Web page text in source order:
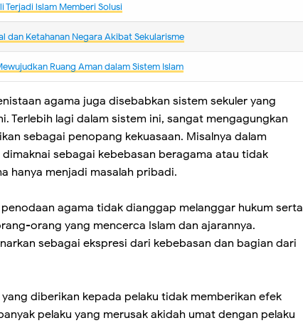
Terjadi lslam Memberi Solusi
dan Ketahanan Negara Akibat Sekularisme
Ruang Aman dalam Sistem Islam
agama juga disebabkan sistem sekuler yang
Terlebih lagi dalam sistem ini, sangat mengagungkan
sebagai penopang kekuasaan. Misalnya dalam
sebagai kebebasan beragama atau tidak
hanya menjadi masalah pribadi.
agama tidak dianggap melanggar hukum serta
orang yang mencerca Islam dan ajarannya.
sebagai ekspresi dari kebebasan dan bagian dari
diberikan kepada pelaku tidak memberikan efek
pelaku yang merusak akidah umat dengan pelaku